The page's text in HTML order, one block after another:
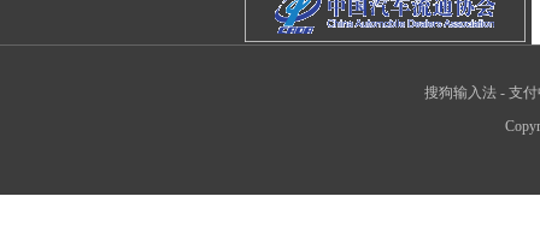
搜狗输入法- 支